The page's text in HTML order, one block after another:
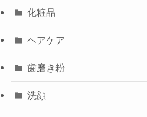
化粧品
ヘアケア
歯磨き粉
洗顔